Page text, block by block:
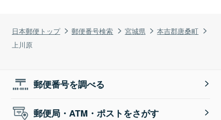
日本郵便トップ 郵便番号検索 宮城県
本吉郡唐桑町
上川原
郵便番号を調べる
郵便局・ATM・ポストをさがす